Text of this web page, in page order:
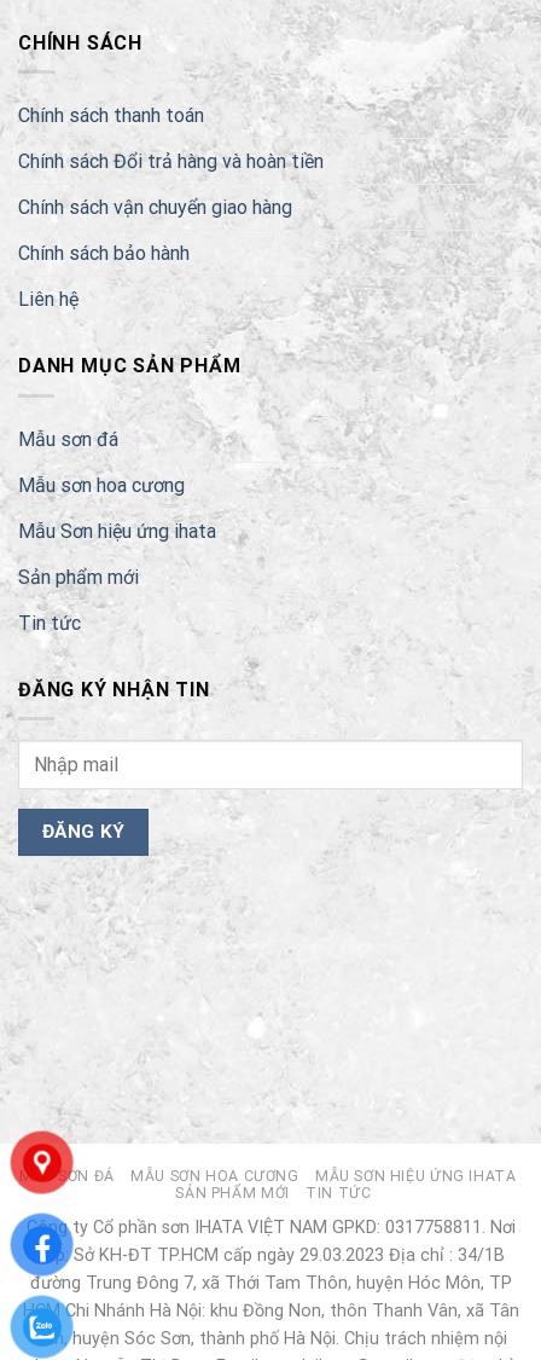
CHÍNH SÁCH
Chính sách thanh toán
Chính sách Đổi trả hàng và hoàn tiền
Chính sách vận chuyển giao hàng
Chính sách bảo hành
Liên hệ
DANH MỤC SẢN PHẨM
Mẫu sơn đá
Mẫu sơn hoa cương
Mẫu Sơn hiệu ứng ihata
Sản phẩm mới
Tin tức
ĐĂNG KÝ NHẬN TIN
MẪU SƠN ĐÁ MẪU SƠN HOA CƯƠNG
MẪU SƠN HIỆU ỨNG IHATA
SẢN PHẨM MỚI
TIN TỨC
Công ty Cổ phần sơn IHATA VIỆT NAM GPKD: 0317758811. Nơi
cấp: Sở KH-ĐT TP.HCM cấp ngày 29.03.2023 Địa chỉ : 34/1B
đường Trung Đông 7, xã Thới Tam Thôn, huyện Hóc Môn, TP
HCM Chi Nhánh Hà Nội: khu Đồng Non, thôn Thanh Vân, xã Tân
Dân, huyện Sóc Sơn, thành phố Hà Nội. Chịu trách nhiệm nội